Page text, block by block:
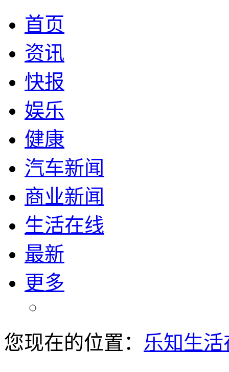
首页
资讯
快报
娱乐
健康
汽车新闻
商业新闻
生活在线
最新
更多
您现在的位置： 乐知生活